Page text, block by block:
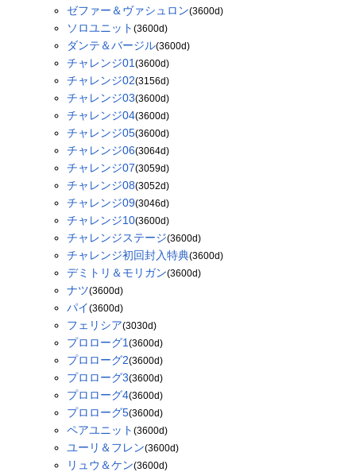
ゼファー＆ヴァシュロン(3600d)
ソロユニット(3600d)
ダンテ＆バージル(3600d)
チャレンジ01(3600d)
チャレンジ02(3156d)
チャレンジ03(3600d)
チャレンジ04(3600d)
チャレンジ05(3600d)
チャレンジ06(3064d)
チャレンジ07(3059d)
チャレンジ08(3052d)
チャレンジ09(3046d)
チャレンジ10(3600d)
チャレンジステージ(3600d)
チャレンジ初回封入特典(3600d)
デミトリ＆モリガン(3600d)
ナツ(3600d)
パイ(3600d)
フェリシア(3030d)
プロローグ1(3600d)
プロローグ2(3600d)
プロローグ3(3600d)
プロローグ4(3600d)
プロローグ5(3600d)
ペアユニット(3600d)
ユーリ＆フレン(3600d)
リュウ＆ケン(3600d)